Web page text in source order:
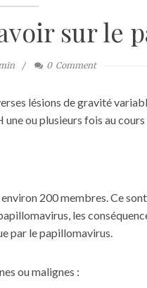
sur le
0 Comment
lésions de gravité
ou plusieurs fois au cours
200 membres. Ce
les
par le papillomavirus.
ou malignes :